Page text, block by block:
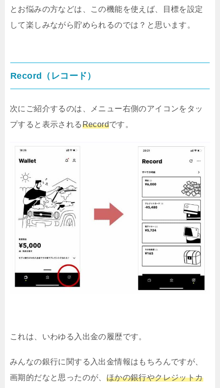
とお悩みの方などは、この機能を使えば、目標を設定
して楽しみながら貯められるのでは？と思います。
Record（レコード）
次にご紹介するのは、メニュー右側のアイコンをタッ
プすると表示されるRecordです。
これは、いわゆる入出金の履歴です。
みんなの銀行に関する入出金情報はもちろんですが、
画期的だなと思ったのが、 ほかの銀行やクレジットカ